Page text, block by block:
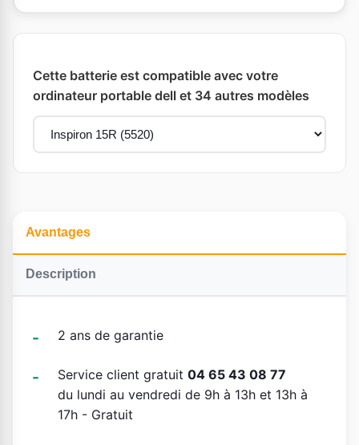
Cette batterie est compatible avec votre
ordinateur portable dell et 34 autres modèles
Avantages
Description
2 ans de garantie
Service client gratuit 04 65 43 08 77
du lundi au vendredi de 9h à 13h et 13h à
17h - Gratuit